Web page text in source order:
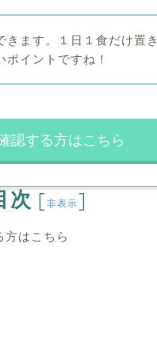
ます。１日１食だけ置き
イントですね！
認する方はこちら
次 [非表示]
方はこちら